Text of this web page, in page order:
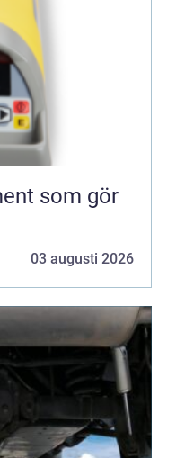
03 augusti 2026